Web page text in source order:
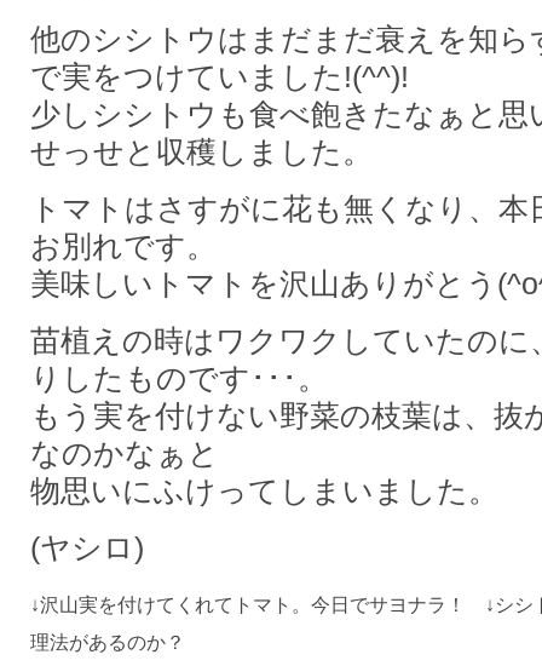
他のシシトウはまだまだ衰えを知ら
で実をつけていました!(^^)!
少しシシトウも食べ飽きたなぁと思
せっせと収穫しました。
トマトはさすがに花も無くなり、本
お別れです。
美味しいトマトを沢山ありがとう
苗植えの時はワクワクしていたのに
りしたものです･･･。
もう実を付けない野菜の枝葉は、抜
なのかなぁと
物思いにふけってしまいました。
(ヤシロ)
↓沢山実を付けてくれてトマト。今日でサヨナラ！ ↓シシ
理法があるのか？